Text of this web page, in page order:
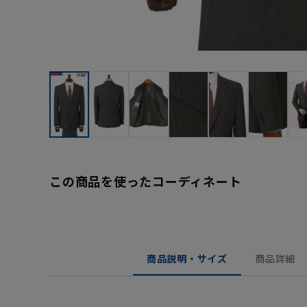
この商品を使ったコーディネート
商品説明・サイズ 商品詳細